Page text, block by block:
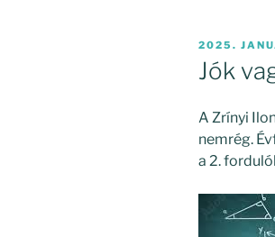
BEKÜLDVE:
2025.
Jók
A Zrínyi
nemrég.
a 2.